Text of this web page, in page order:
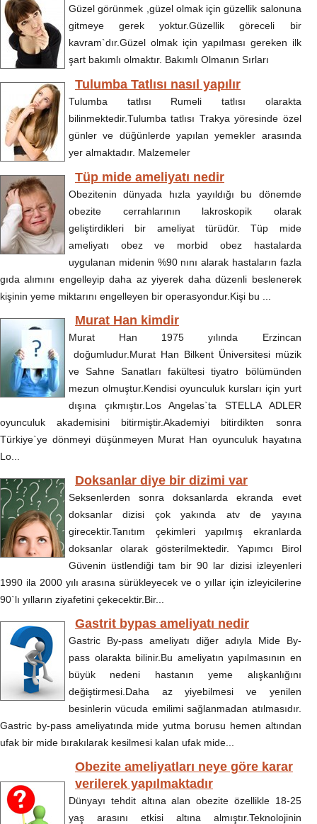
Güzel görünmek ,güzel olmak için güzellik salonuna
gitmeye gerek yoktur.Güzellik göreceli bir
kavram`dır.Güzel olmak için yapılması gereken ilk
şart bakımlı olmaktır. Bakımlı Olmanın Sırları
Tulumba Tatlısı nasıl yapılır
Tulumba tatlısı Rumeli tatlısı olarakta
bilinmektedir.Tulumba tatlısı Trakya yöresinde özel
günler ve düğünlerde yapılan yemekler arasında
yer almaktadır. Malzemeler
Tüp mide ameliyatı nedir
Obezitenin dünyada hızla yayıldığı bu dönemde
obezite cerrahlarının lakroskopik olarak
geliştirdikleri bir ameliyat türüdür. Tüp mide
ameliyatı obez ve morbid obez hastalarda
uygulanan midenin %90 nını alarak hastaların fazla
gıda alımını engelleyip daha az yiyerek daha düzenli beslenerek
kişinin yeme miktarını engelleyen bir operasyondur.Kişi bu ...
Murat Han kimdir
Murat Han 1975 yılında Erzincan
doğumludur.Murat Han Bilkent Üniversitesi müzik
ve Sahne Sanatları fakültesi tiyatro bölümünden
mezun olmuştur.Kendisi oyunculuk kursları için yurt
dışına çıkmıştır.Los Angelas`ta STELLA ADLER
oyunculuk akademisini bitirmiştir.Akademiyi bitirdikten sonra
Türkiye`ye dönmeyi düşünmeyen Murat Han oyunculuk hayatına
Lo...
Doksanlar diye bir dizimi var
Seksenlerden sonra doksanlarda ekranda evet
doksanlar dizisi çok yakında atv de yayına
girecektir.Tanıtım çekimleri yapılmış ekranlarda
doksanlar olarak gösterilmektedir. Yapımcı Birol
Güvenin üstlendiği tam bir 90 lar dizisi izleyenleri
1990 ila 2000 yılı arasına sürükleyecek ve o yıllar için izleyicilerine
90`lı yılların ziyafetini çekecektir.Bir...
Gastrit bypas ameliyatı nedir
Gastric By-pass ameliyatı diğer adıyla Mide By-
pass olarakta bilinir.Bu ameliyatın yapılmasının en
büyük nedeni hastanın yeme alışkanlığını
değiştirmesi.Daha az yiyebilmesi ve yenilen
besinlerin vücuda emilimi sağlanmadan atılmasıdır.
Gastric by-pass ameliyatında mide yutma borusu hemen altından
ufak bir mide bırakılarak kesilmesi kalan ufak mide...
Obezite ameliyatları neye göre karar
verilerek yapılmaktadır
Dünyayı tehdit altına alan obezite özellikle 18-25
yaş arasını etkisi altına almıştır.Teknolojinin